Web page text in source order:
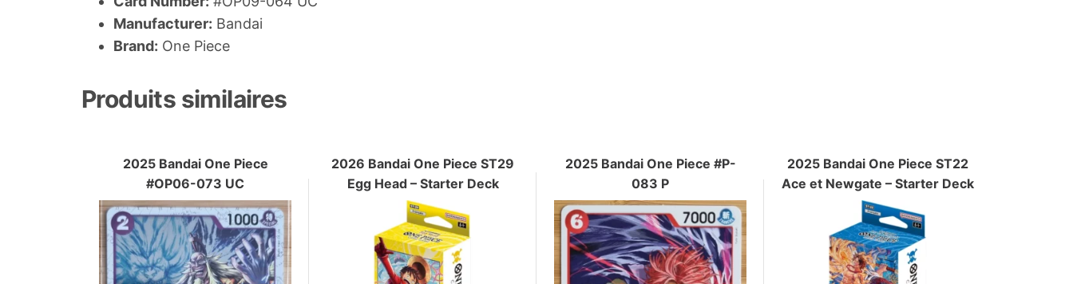
Manufacturer: Bandai
Brand: One Piece
Produits similaires
2025 Bandai One Piece
#OP06-073 UC
2026 Bandai One Piece ST29
Egg Head – Starter Deck
2025 Bandai One Piece #P-
083 P
2025 Bandai One Piece ST22
Ace et Newgate – Starter Deck